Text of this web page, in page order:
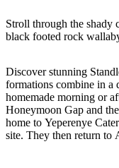
按
區
探
索
劃
的
旅
行
規
劃
具
Stroll through the shady
black footed rock
Discover stunning
formations combine in a
homemade morning or
Honeymoon Gap and
home to Yeperenye
site. They then return to